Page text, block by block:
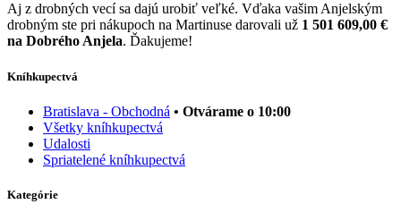
Aj z drobných vecí sa dajú urobiť veľké. Vďaka vašim Anjelským
drobným ste pri nákupoch na Martinuse darovali už 1 501 609,00 €
na Dobrého Anjela. Ďakujeme!
Kníhkupectvá
Bratislava - Obchodná • Otvárame o 10:00
Všetky kníhkupectvá
Udalosti
Spriatelené kníhkupectvá
Kategórie